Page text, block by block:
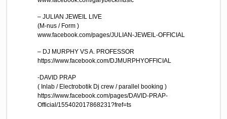
– JULIAN JEWEIL LIVE
(M-nus / Form )
www.facebook.com/pages/JULIAN-JEWEIL-OFFICIAL
– DJ MURPHY VS A. PROFESSOR
https://www.facebook.com/DJMURPHYOFFICIAL
-DAVID PRAP
( Inlab / Electrobotik Dj crew / parallel booking )
https://www.facebook.com/pages/DAVID-PRAP-
Official/155402017868231?fref=ts